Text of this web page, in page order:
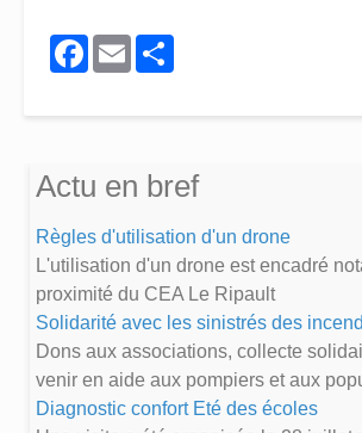
Facebook
Email
Actu en bref
Règles d'utilisation d'un drone
L'utilisation d'un drone est encadré
proximité du CEA Le Ripault
Solidarité avec les sinistrés des
Dons aux associations, collecte
venir en aide aux pompiers et aux
Diagnostic confort Eté des écoles